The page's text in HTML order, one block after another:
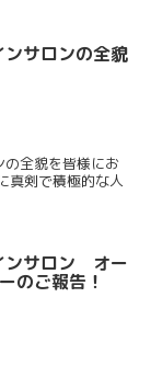
サロンの全貌
の全貌を皆様にお
真剣で積極的な人
ンサロン オー
のご報告！